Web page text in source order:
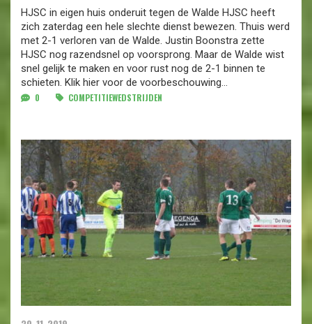
HJSC in eigen huis onderuit tegen de Walde HJSC heeft
zich zaterdag een hele slechte dienst bewezen. Thuis werd
met 2-1 verloren van de Walde. Justin Boonstra zette
HJSC nog razendsnel op voorsprong. Maar de Walde wist
snel gelijk te maken en voor rust nog de 2-1 binnen te
schieten. Klik hier voor de voorbeschouwing...
0 COMPETITIEWEDSTRIJDEN